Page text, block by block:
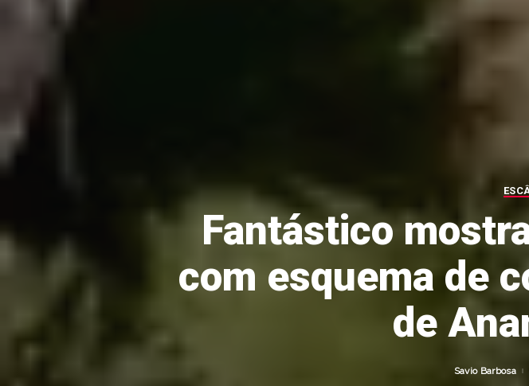
Fantástico
com esquema de
de
Posted
Savio Barbosa